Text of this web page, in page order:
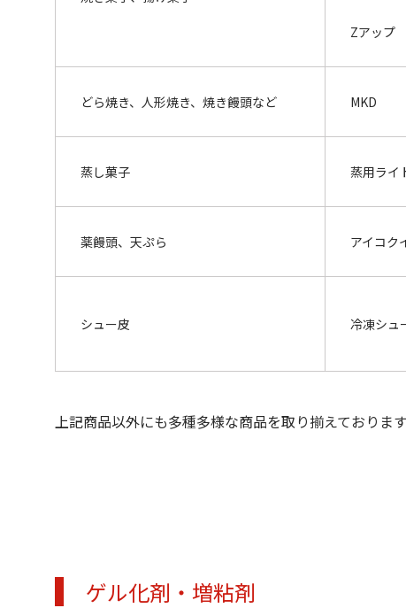
Zアップ
どら焼き、人形焼き、焼き饅頭など MKD
蒸し菓子 蒸用ライ
薬饅頭、天ぷら アイコク
シュー皮 冷凍シュ
上記商品以外にも多種多様な商品を取り揃えておりま
ゲル化剤・増粘剤